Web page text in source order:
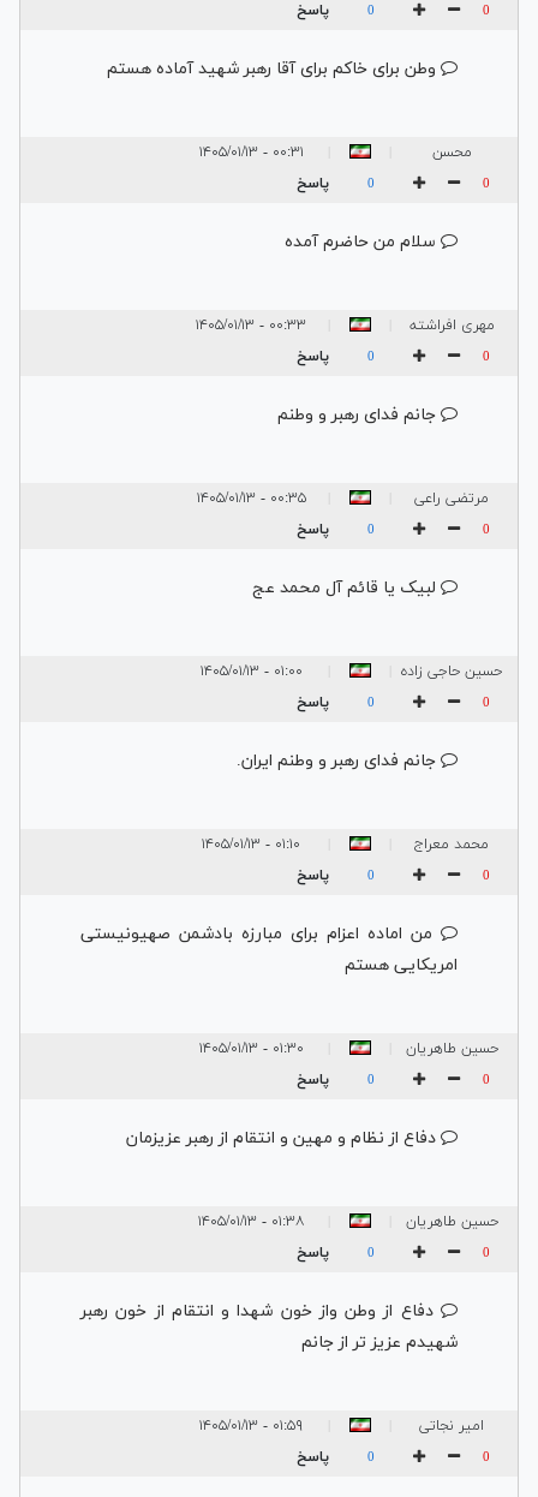
0
0 پاسخ
وطن برای خاکم برای آقا رهبر شهید آماده هستم
محسن ۰۰:۳۱ - ۱۴۰۵/۰۱/۱۳
0
0 پاسخ
سلام من حاضرم آمده
مهری افراشته ۰۰:۳۳ - ۱۴۰۵/۰۱/۱۳
0
0 پاسخ
جانم فدای رهبر و وطنم
مرتضی راعی ۰۰:۳۵ - ۱۴۰۵/۰۱/۱۳
0
0 پاسخ
لبیک یا قائم آل محمد عج
حسین حاجی زاده
پروین
۰۱:۰۰ - ۱۴۰۵/۰۱/۱۳
0
0 پاسخ
جانم فدای رهبر و وطنم ایران.
محمد معراج
سنجری
۰۱:۱۰ - ۱۴۰۵/۰۱/۱۳
0
0 پاسخ
من اماده اعزام برای مبارزه بادشمن صهیونیستی
امریکایی هستم
حسین طاهریان ۰۱:۳۰ - ۱۴۰۵/۰۱/۱۳
0
0 پاسخ
دفاع از نظام و مهین و انتقام از رهبر عزیزمان
حسین طاهریان ۰۱:۳۸ - ۱۴۰۵/۰۱/۱۳
0
0 پاسخ
دفاع از وطن واز خون شهدا و انتقام از خون رهبر
شهیدم عزیز تر از جانم
امیر نجاتی ۰۱:۵۹ - ۱۴۰۵/۰۱/۱۳
0
0 پاسخ